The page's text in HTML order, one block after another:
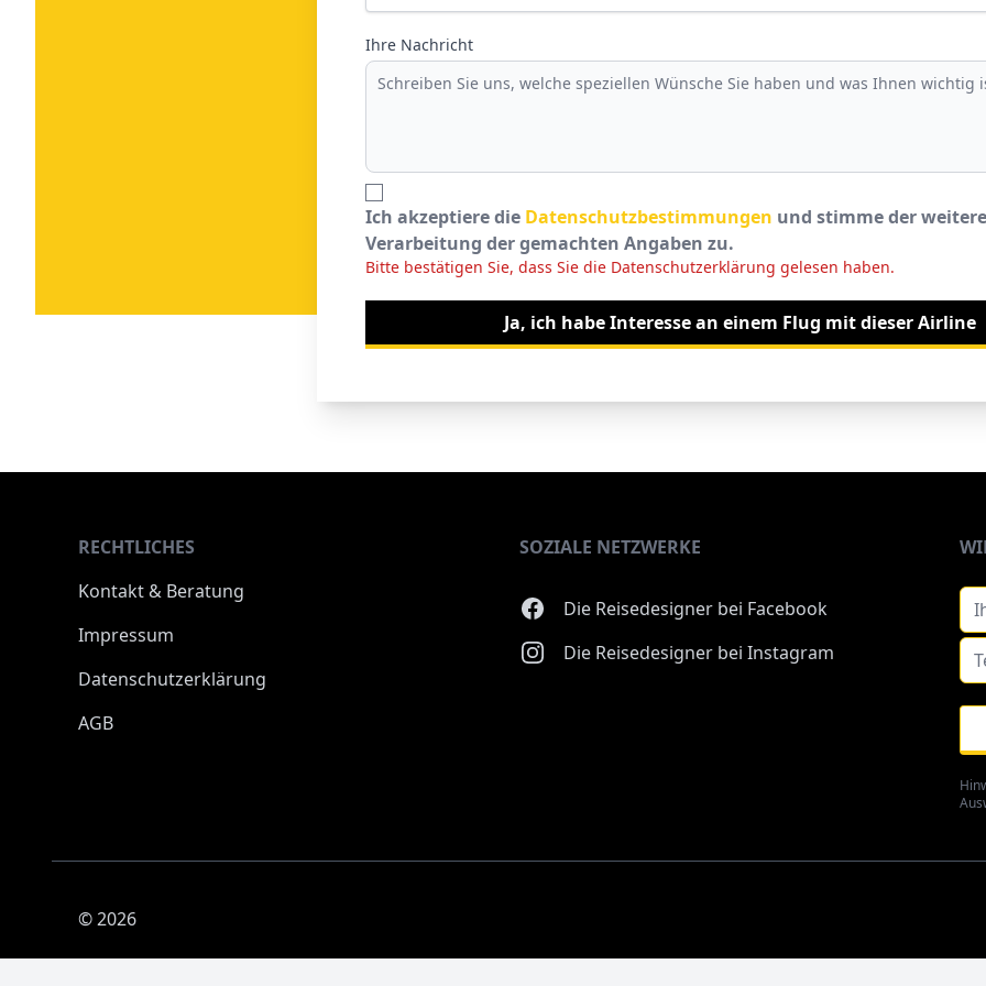
Ihre Nachricht
Ich akzeptiere die Datenschutzbestimmungen und stimme der
Verarbeitung der gemachten Angaben zu.
Bitte bestätigen Sie, dass Sie die Datenschutzerklärung gelesen haben.
Ja, ich habe Interesse an einem Flug mit dieser Airline
RECHTLICHES
Kontakt & Beratung
Impressum
Datenschutzerklärung
AGB
SOZIALE NETZWERKE
Die Reisedesigner bei Facebook
Die Reisedesigner bei Instagram
© 2026